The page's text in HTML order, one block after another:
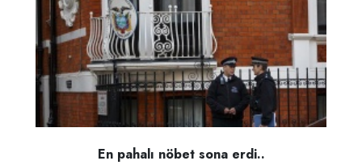
En pahalı nöbet sona erdi..